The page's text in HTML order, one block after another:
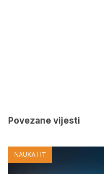
Povezane vijesti
NAUKA I IT